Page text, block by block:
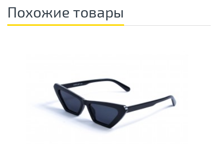
Похожие товары